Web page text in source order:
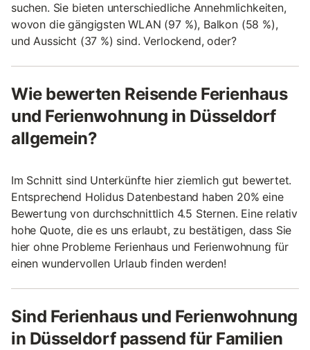
suchen. Sie bieten unterschiedliche Annehmlichkeiten,
wovon die gängigsten WLAN (97 %), Balkon (58 %),
und Aussicht (37 %) sind. Verlockend, oder?
Wie bewerten Reisende Ferienhaus
und Ferienwohnung in Düsseldorf
allgemein?
Im Schnitt sind Unterkünfte hier ziemlich gut bewertet.
Entsprechend Holidus Datenbestand haben 20% eine
Bewertung von durchschnittlich 4.5 Sternen. Eine relativ
hohe Quote, die es uns erlaubt, zu bestätigen, dass Sie
hier ohne Probleme Ferienhaus und Ferienwohnung für
einen wundervollen Urlaub finden werden!
Sind Ferienhaus und Ferienwohnung
in Düsseldorf passend für Familien